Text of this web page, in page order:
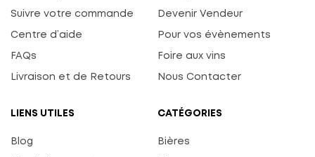
Suivre votre commande
Centre d’aide
FAQs
Livraison et de Retours
Devenir Vendeur
Pour vos évènements
Foire aux vins
Nous Contacter
LIENS UTILES
Blog
CATÉGORIES
Bières